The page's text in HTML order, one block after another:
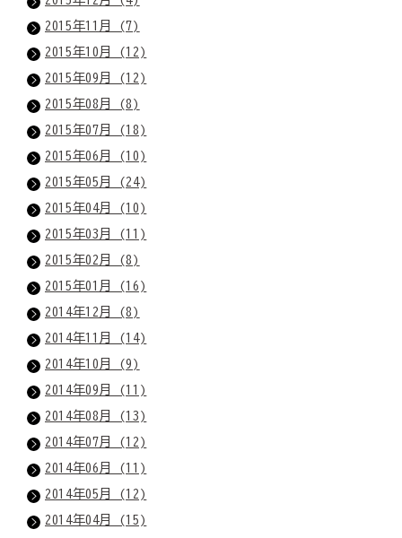
2015年11月 (7)
2015年10月 (12)
2015年09月 (12)
2015年08月 (8)
2015年07月 (18)
2015年06月 (10)
2015年05月 (24)
2015年04月 (10)
2015年03月 (11)
2015年02月 (8)
2015年01月 (16)
2014年12月 (8)
2014年11月 (14)
2014年10月 (9)
2014年09月 (11)
2014年08月 (13)
2014年07月 (12)
2014年06月 (11)
2014年05月 (12)
2014年04月 (15)